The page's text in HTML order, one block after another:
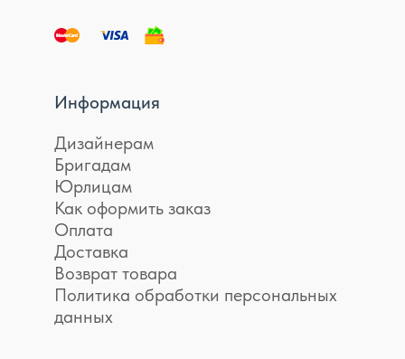
Информация
Дизайнерам
Бригадам
Юрлицам
Как оформить заказ
Оплата
Доставка
Возврат товара
Политика обработки персональных
данных